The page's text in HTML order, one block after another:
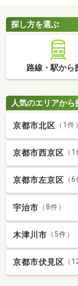
探し方を選ぶ
路線・駅から
人気のエリアから
京都市北区 （1件）
京都市西京区 （1
京都市左京区 （6
宇治市 （8件）
木津川市 （5件）
京都市伏見区 （